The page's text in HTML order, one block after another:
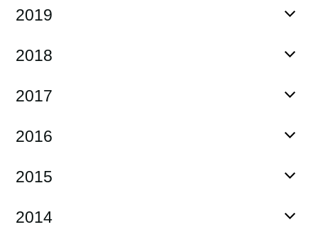
2019
2018
2017
2016
2015
2014